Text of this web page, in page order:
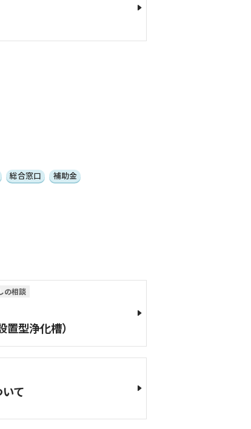
総合窓口 補助金
の相談
型浄化槽）
て